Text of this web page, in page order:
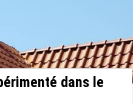
dans le